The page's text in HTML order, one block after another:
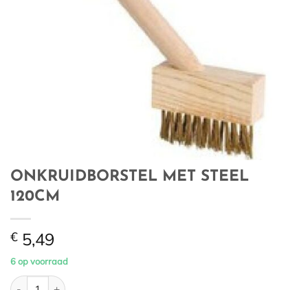
ONKRUIDBORSTEL MET STEEL
120CM
€ 5,49
6 op voorraad
ONKRUIDBORSTEL MET STEEL 120CM aantal